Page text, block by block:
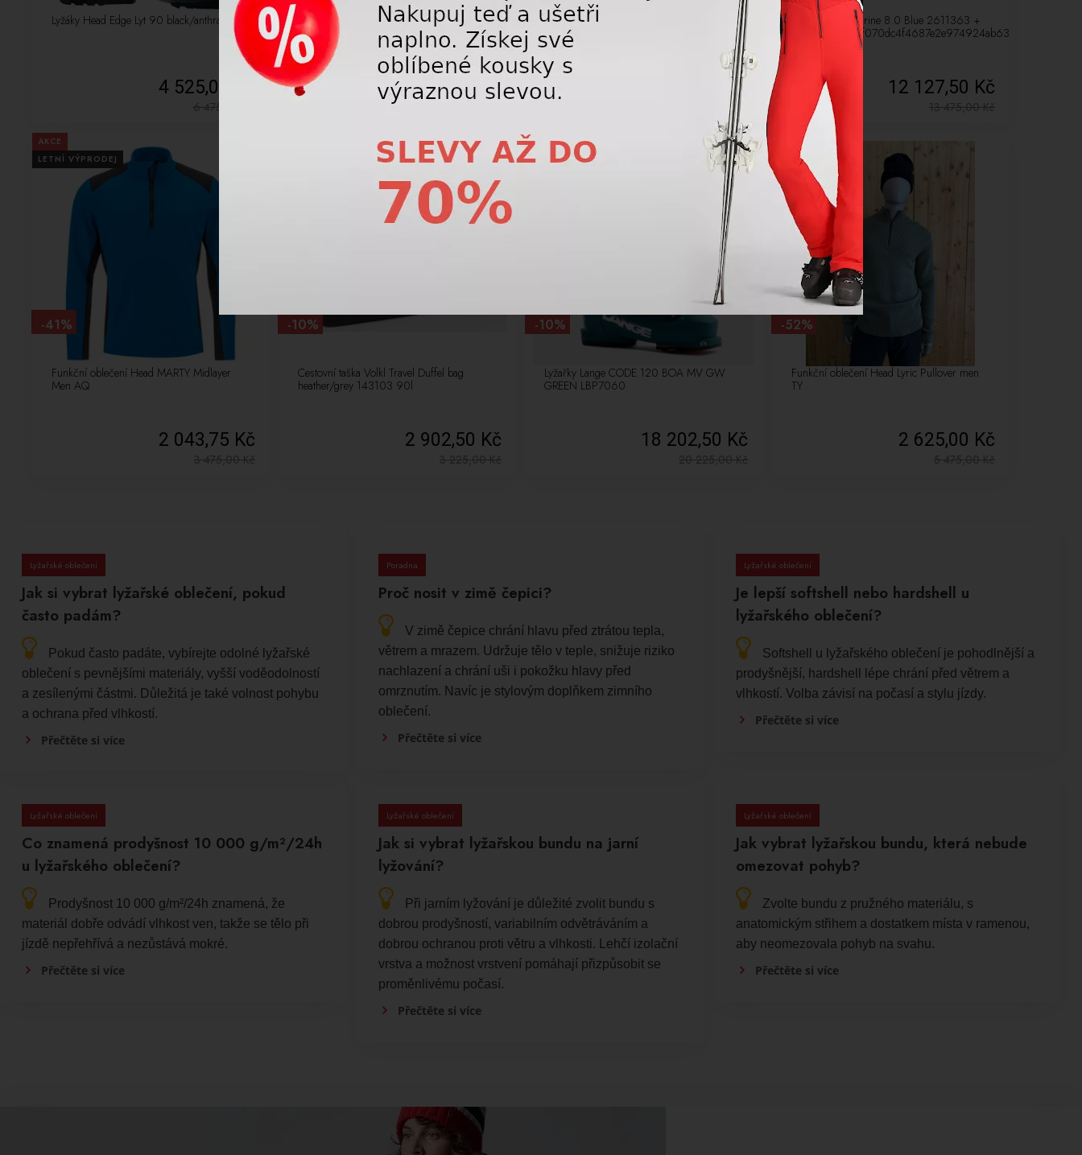
Lyžáky Head Edge Lyt 90 black/anthracite
4 525,00 Kč
6 475,00
Lyže Volkl Deacon ST + Vmotion 10 80mm
bk 2310567
8 725,00 Kč
Vak na lyžařky LANGE MEDIUM BOOT
BAG 62886
1 777,50 Kč
1 975,00Kč
Lyže Volkl Peregrine 8.0 Blue 2611363 +
4290a8030a7f070dc4f4687e2e974924ab63761
12 127,50 Kč
13 475,00Kč
AKCE
LETNÍ VÝPRODEJ
Funkční oblečení Head MARTY Midlayer
Men AQ
2 043,75 Kč
3 475,00Kč
-41%
Cestovní taška Volkl Travel Duffel bag
heather/grey 143103 90l
2 902,50 Kč
3 225,00Kč
-10%
DOPRAVA ZDARMA
NOVÉ
Lyžařky Lange CODE 120 BOA MV GW
GREEN LBP7060
18 202,50 Kč
20 225,00Kč
-10%
VÝPRODEJ
LETNÍ VÝPRODEJ
Funkční oblečení Head Lyric Pullover men
TY
2 625,00 Kč
5 475,00Kč
-52%
Lyžařské oblečení
Jak si vybrat lyžařské oblečení, pokud
často padám?
Pokud často padáte, vybírejte odolné lyžařské
oblečení s pevnějšími materiály, vyšší voděodolností
a zesílenými částmi. Důležitá je také volnost pohybu
a ochrana před vlhkostí.
Přečtěte si více
Poradna
Proč nosit v zimě čepici?
V zimě čepice chrání hlavu před ztrátou tepla,
větrem a mrazem. Udržuje tělo v teple, snižuje riziko
nachlazení a chrání uši i pokožku hlavy před
omrznutím. Navíc je stylovým doplňkem zimního
oblečení.
Přečtěte si více
Lyžařské oblečení
Je lepší softshell nebo hardshell u
lyžařského oblečení?
Softshell u lyžařského oblečení je pohodlnější a
prodyšnější, hardshell lépe chrání před větrem a
vlhkostí. Volba závisí na počasí a stylu jízdy.
Přečtěte si více
Lyžařské oblečení
Co znamená prodyšnost 10 000 g/m²/24h
u lyžařského oblečení?
Prodyšnost 10 000 g/m²/24h znamená, že
materiál dobře odvádí vlhkost ven, takže se tělo při
jízdě nepřehřívá a nezůstává mokré.
Přečtěte si více
Lyžařské oblečení
Jak si vybrat lyžařskou bundu na jarní
lyžování?
Při jarním lyžování je důležité zvolit bundu s
dobrou prodyšností, variabilním odvětráváním a
dobrou ochranou proti větru a vlhkosti. Lehčí izolační
vrstva a možnost vrstvení pomáhají přizpůsobit se
proměnlivému počasí.
Přečtěte si více
Lyžařské oblečení
Jak vybrat lyžařskou bundu, která nebude
omezovat pohyb?
Zvolte bundu z pružného materiálu, s
anatomickým střihem a dostatkem místa v ramenou,
aby neomezovala pohyb na svahu.
Přečtěte si více